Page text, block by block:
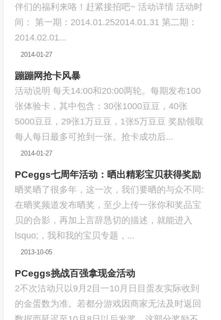
伴们的福利来咯！赶紧接招吧~ 活动详情 活动时
间： 第一期：2014.01.252014.01.31 第二期：
2014.02.01...
2014-01-27
蹦蹦网抢卡风暴
活动说明 每天14:00和20:00两轮。每期发布100
张体验卡，其中包含：30张1000豆豆，40张
5000豆豆，29张1万豆豆，1张5万豆豆 奖励领取
每人每日最多可抢到一张。抢卡成功后...
2014-01-27
PCeggs七周年活动：晒出精彩宝贝获得奖励
晒奖晒了很多年，这一次，我们要晒的与众不同:
在晒奖频道发布晒奖，至少上传一张你和奖品宝
贝的合影，再加上言辞恳切的描述，就能进入
lsquo;，我和我的宝贝专题，...
2013-10-05
PCeggs挑战百强拿现金活动
2不次沽动只以9月2目一10月日目蛋友实际收到
的金蛋数为准。若都分游戏因商家无法及时返回